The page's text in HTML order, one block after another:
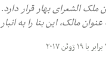
کیهان
ملک الشعرای بهار قرار دارد.
مالک، این بنا را به